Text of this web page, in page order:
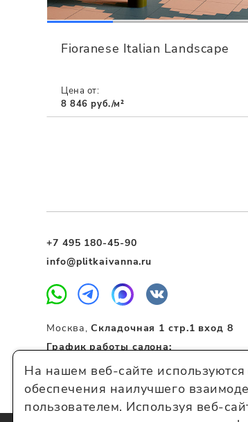
Fioranese Italian Landscape
Цена от:
8 846 руб./м²
+7 495 180-45-90
info@plitkaivanna.ru
Москва,Складочная 1 стр.1 вход 8
График работы салона:
Вс 11:00 – 19:00
На нашем веб-сайте
обеспечения наилучшего
пользователем. Используя веб-